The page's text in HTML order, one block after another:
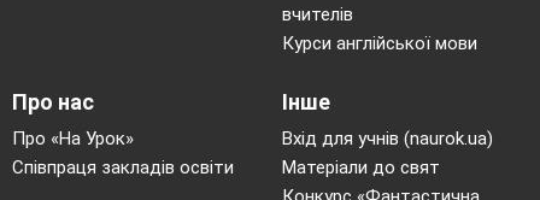
Щоб ніхто зловить не зміг,
І сидить тихенько
Боягуз маленький.
вчителів
Курси англійської мови
Про нас
Про «На Урок»
Співпраця закладів освіти
Інше
Вхід для учнів (naurok.ua)
Матеріали до свят